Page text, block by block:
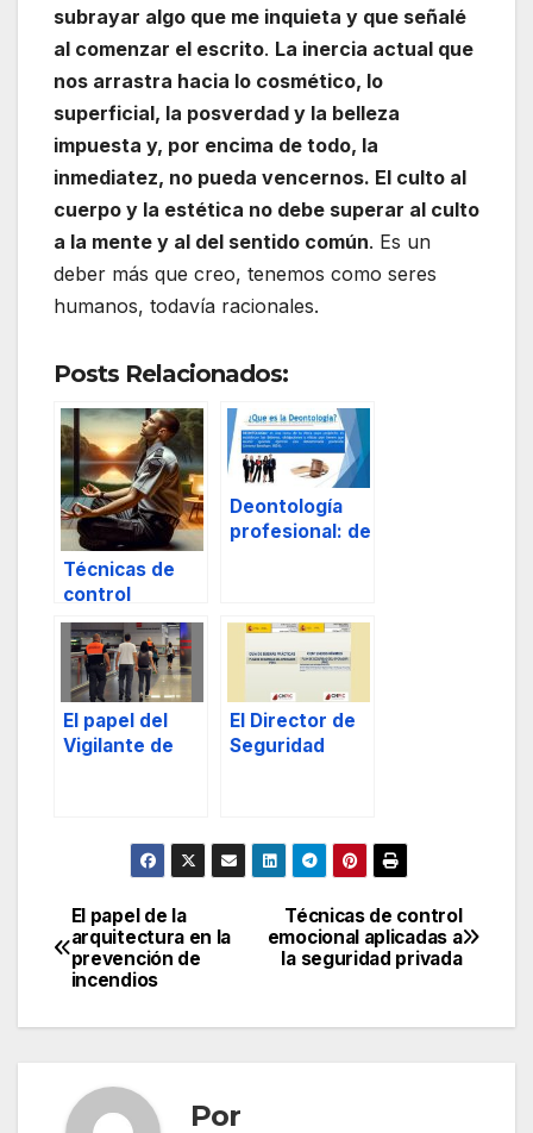
subrayar algo que me inquieta y que señalé
al comenzar el escrito. La inercia actual que
nos arrastra hacia lo cosmético, lo
superficial, la posverdad y la belleza
impuesta y, por encima de todo, la
inmediatez, no pueda vencernos. El culto al
cuerpo y la estética no debe superar al culto
a la mente y al del sentido común. Es un
deber más que creo, tenemos como seres
humanos, todavía racionales.
Posts Relacionados:
Técnicas de
control
emocional
aplicadas a la
seguridad
privada
Deontología
profesional: de
personal de
seguridad
El papel del
Vigilante de
Operador
El Director de
Seguridad
Operador.
Navegación
de
entradas
Técnicas de control
emocional aplicadas a
la seguridad privada
El papel de la
arquitectura en la
prevención de
incendios
Por